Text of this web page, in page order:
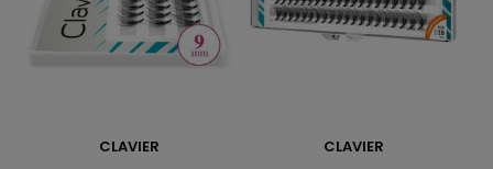
CLAVIER CLAVIER